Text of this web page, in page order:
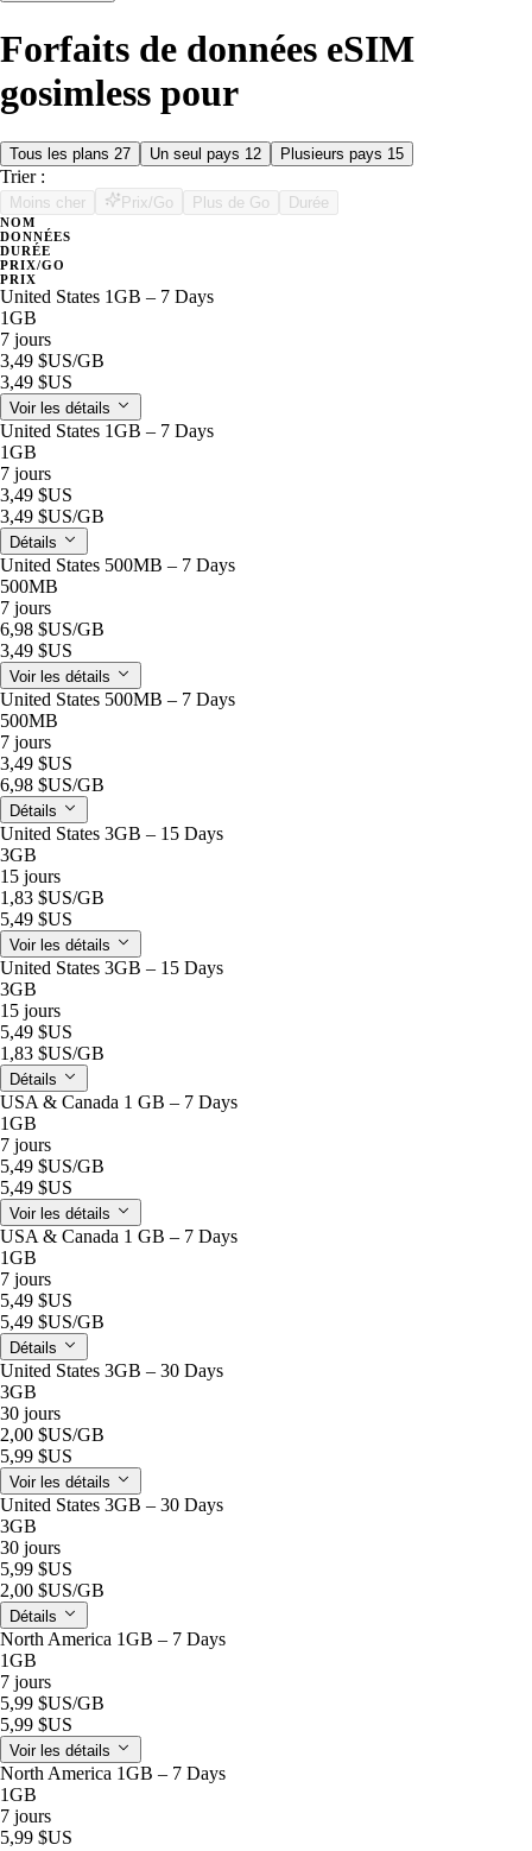
Forfaits de données eSIM
gosimless pour
Tous les plans 27 Un seul pays 12 Plusieurs pays 15
Trier :
Moins cher Prix/Go Plus de Go Durée
NOM
DONNÉES
DURÉE
PRIX/GO
PRIX
United States 1GB – 7 Days
1GB
7 jours
3,49 $US/GB
3,49 $US
Voir les détails
United States 1GB – 7 Days
1GB
7 jours
3,49 $US
3,49 $US/GB
Détails
United States 500MB – 7 Days
500MB
7 jours
6,98 $US/GB
3,49 $US
Voir les détails
United States 500MB – 7 Days
500MB
7 jours
3,49 $US
6,98 $US/GB
Détails
United States 3GB – 15 Days
3GB
15 jours
1,83 $US/GB
5,49 $US
Voir les détails
United States 3GB – 15 Days
3GB
15 jours
5,49 $US
1,83 $US/GB
Détails
USA & Canada 1 GB – 7 Days
1GB
7 jours
5,49 $US/GB
5,49 $US
Voir les détails
USA & Canada 1 GB – 7 Days
1GB
7 jours
5,49 $US
5,49 $US/GB
Détails
United States 3GB – 30 Days
3GB
30 jours
2,00 $US/GB
5,99 $US
Voir les détails
United States 3GB – 30 Days
3GB
30 jours
5,99 $US
2,00 $US/GB
Détails
North America 1GB – 7 Days
1GB
7 jours
5,99 $US/GB
5,99 $US
Voir les détails
North America 1GB – 7 Days
1GB
7 jours
5,99 $US